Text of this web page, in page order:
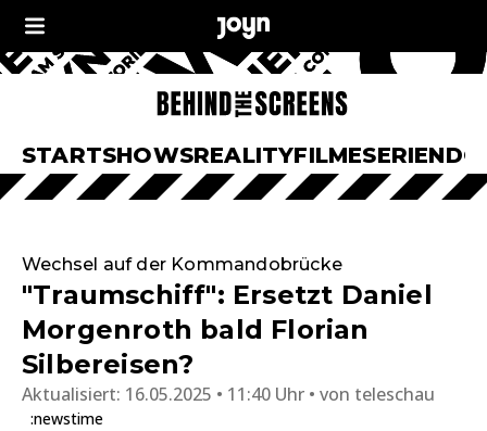
STARTSHOWSREALITYFILMESERIEN
Wechsel auf der Kommandobrücke
"Traumschiff": Ersetzt Daniel
Morgenroth bald Florian
Silbereisen?
Aktualisiert: 16.05.2025 • 11:40 Uhr von teleschau
:newstime